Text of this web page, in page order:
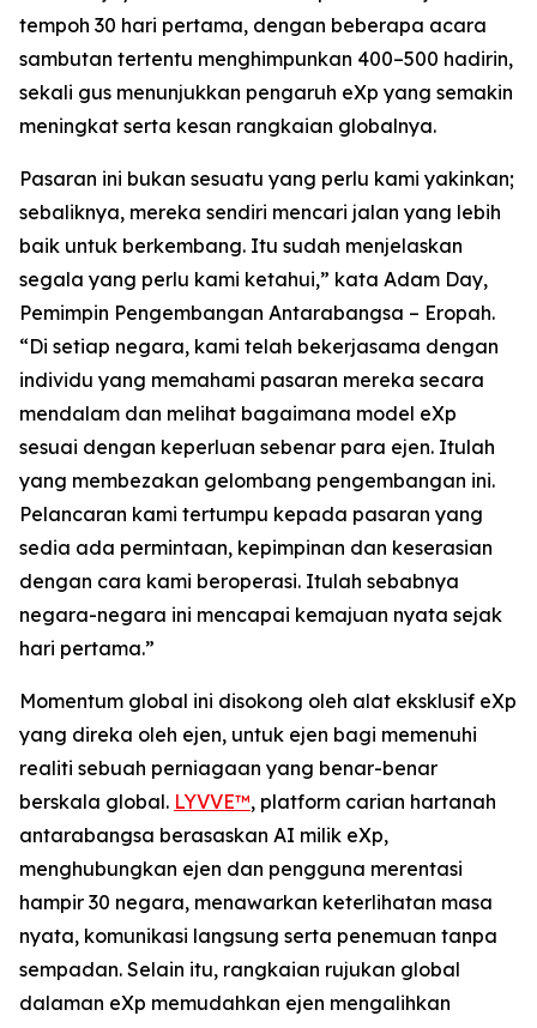
tempoh 30 hari pertama, dengan beberapa acara
sambutan tertentu menghimpunkan 400–500 hadirin,
sekali gus menunjukkan pengaruh eXp yang semakin
meningkat serta kesan rangkaian globalnya.
Pasaran ini bukan sesuatu yang perlu kami yakinkan;
sebaliknya, mereka sendiri mencari jalan yang lebih
baik untuk berkembang. Itu sudah menjelaskan
segala yang perlu kami ketahui,” kata Adam Day,
Pemimpin Pengembangan Antarabangsa – Eropah.
“Di setiap negara, kami telah bekerjasama dengan
individu yang memahami pasaran mereka secara
mendalam dan melihat bagaimana model eXp
sesuai dengan keperluan sebenar para ejen. Itulah
yang membezakan gelombang pengembangan ini.
Pelancaran kami tertumpu kepada pasaran yang
sedia ada permintaan, kepimpinan dan keserasian
dengan cara kami beroperasi. Itulah sebabnya
negara-negara ini mencapai kemajuan nyata sejak
hari pertama.”
Momentum global ini disokong oleh alat eksklusif eXp
yang direka oleh ejen, untuk ejen bagi memenuhi
realiti sebuah perniagaan yang benar-benar
berskala global. LYVVE™, platform carian hartanah
antarabangsa berasaskan AI milik eXp,
menghubungkan ejen dan pengguna merentasi
hampir 30 negara, menawarkan keterlihatan masa
nyata, komunikasi langsung serta penemuan tanpa
sempadan. Selain itu, rangkaian rujukan global
dalaman eXp memudahkan ejen mengalihkan